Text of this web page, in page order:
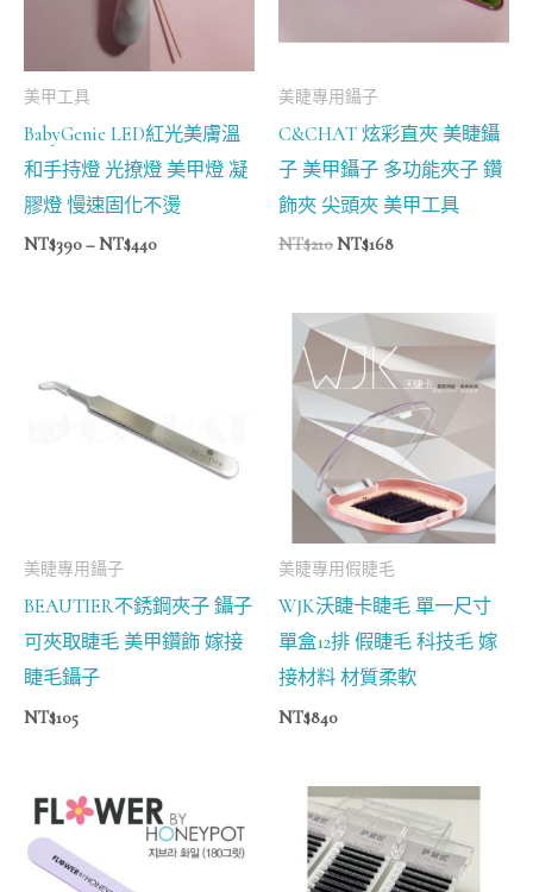
美甲工具
BabyGenie LED紅光美膚溫
和手持燈 光撩燈 美甲燈 凝
膠燈 慢速固化不燙
NT$390–NT$440
美睫專用鑷子
C&CHAT 炫彩直夾 美睫鑷
子 美甲鑷子 多功能夾子 鑽
飾夾 尖頭夾 美甲工具
NT$210NT$168
美睫專用鑷子
BEAUTIER不銹鋼夾子 鑷子
可夾取睫毛 美甲鑽飾 嫁接
睫毛鑷子
NT$105
美睫專用假睫毛
WJK沃睫卡睫毛 單一尺寸
單盒12排 假睫毛 科技毛 嫁
接材料 材質柔軟
NT$840